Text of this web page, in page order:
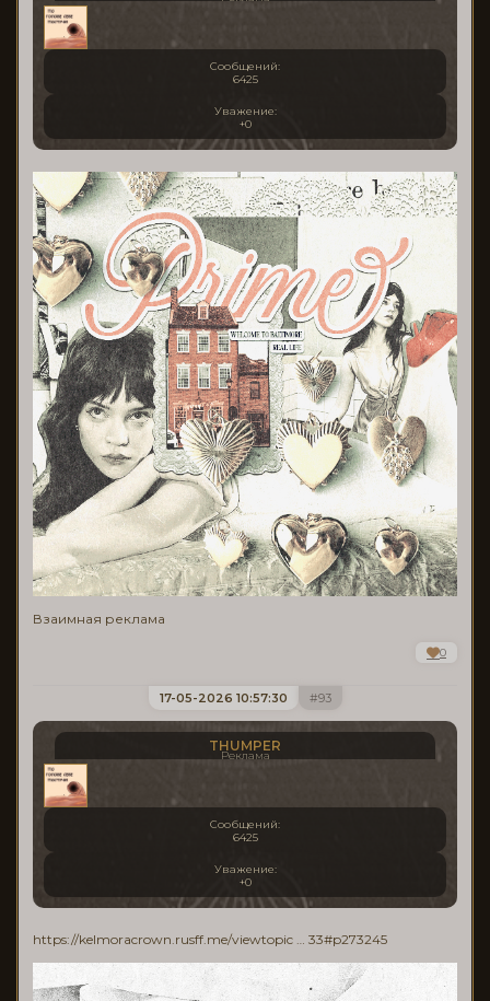
Сообщений:
6425
Уважение:
+0
Взаимная реклама
0
93
17-05-2026 10:57:30
THUMPER
Реклама
Сообщений:
6425
Уважение:
+0
https://kelmoracrown.rusff.me/viewtopic … 33#p273245